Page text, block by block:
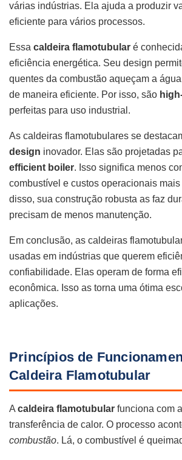
várias indústrias. Ela ajuda a produzir
eficiente para vários processos.
Essa caldeira flamotubular é
eficiência energética. Seu design
quentes da combustão aqueçam a
de maneira eficiente. Por isso, são
perfeitas para uso industrial.
As caldeiras flamotubulares se
design inovador. Elas são projetadas
efficient boiler. Isso significa menos
combustível e custos operacionais
disso, sua construção robusta as faz
precisam de menos manutenção.
Em conclusão, as caldeiras
usadas em indústrias que querem
confiabilidade. Elas operam de forma
econômica. Isso as torna uma ótima
aplicações.
Princípios de
Caldeira Flamotubular
A caldeira flamotubular funciona com a
transferência de calor. O processo
combustão. Lá, o combustível é